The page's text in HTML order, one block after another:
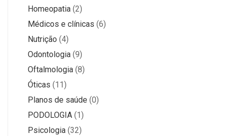
Homeopatia (2)
Médicos e clínicas (6)
Nutrição (4)
Odontologia (9)
Oftalmologia (8)
Óticas (11)
Planos de saúde (0)
PODOLOGIA (1)
Psicologia (32)